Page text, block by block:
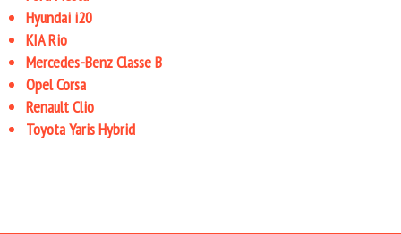
Hyundai i20
KIA Rio
Mercedes-Benz Classe B
Opel Corsa
Renault Clio
Toyota Yaris Hybrid